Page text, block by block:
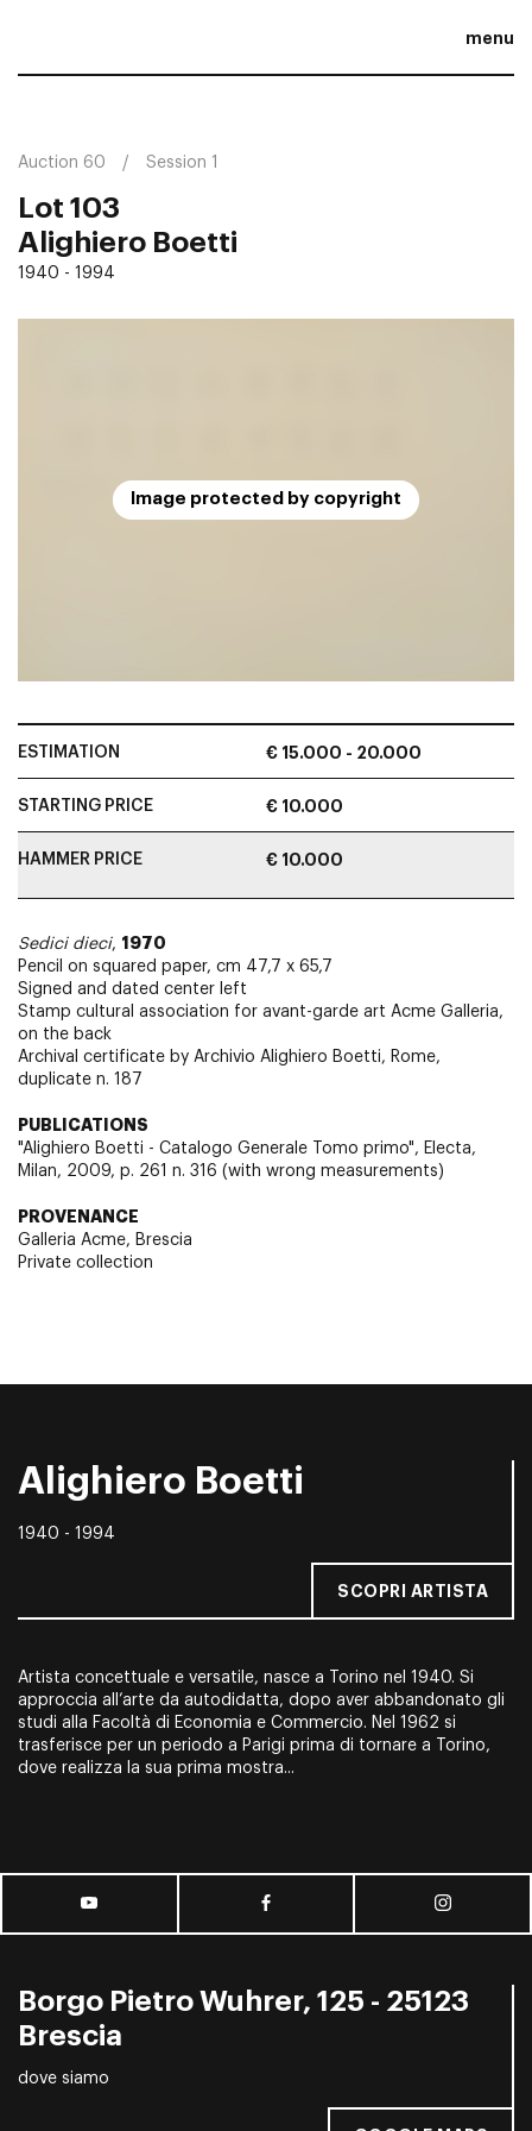
menu
Auction 60 Session 1
Lot 103
Alighiero Boetti
1940 - 1994
Image protected by copyright
ESTIMATION € 15.000 - 20.000
STARTING PRICE € 10.000
HAMMER PRICE € 10.000
Sedici dieci, 1970
Pencil on squared paper, cm 47,7 x 65,7
Signed and dated center left
Stamp cultural association for avant-garde art Acme Galleria,
on the back
Archival certificate by Archivio Alighiero Boetti, Rome,
duplicate n. 187
PUBLICATIONS
"Alighiero Boetti - Catalogo Generale Tomo primo", Electa,
Milan, 2009, p. 261 n. 316 (with wrong measurements)
PROVENANCE
Galleria Acme, Brescia
Private collection
Alighiero Boetti
1940 - 1994
SCOPRI ARTISTA
Artista concettuale e versatile, nasce a Torino nel 1940. Si
approccia all’arte da autodidatta, dopo aver abbandonato gli
studi alla Facoltà di Economia e Commercio. Nel 1962 si
trasferisce per un periodo a Parigi prima di tornare a Torino,
dove realizza la sua prima mostra...
Borgo Pietro Wuhrer, 125 - 25123
Brescia
dove siamo